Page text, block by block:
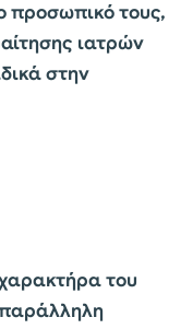
προσωπικό τους,
ιατρών
στην
του